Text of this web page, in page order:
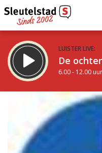
LUISTER LIVE:
De
6.00 - 12.00 uur
De middag van
12.00 - 18.00 uur
Vorig uur
Inklappen